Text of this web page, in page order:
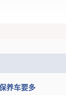
养车要多